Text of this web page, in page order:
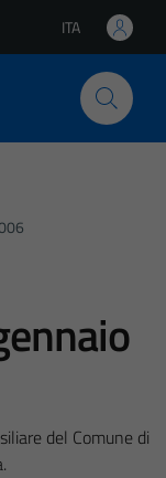
Lingua attiva:
ITA
del Comune di